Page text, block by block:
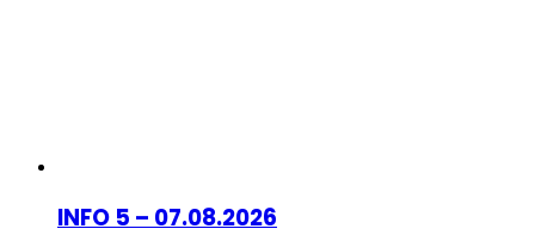
INFO 5 – 07.08.2026